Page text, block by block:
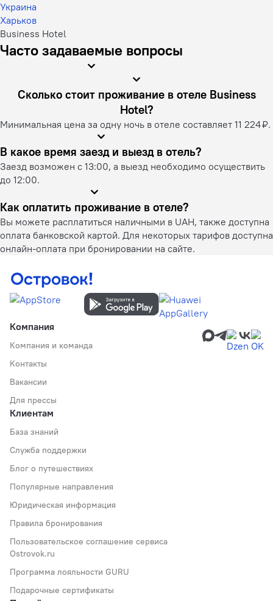
Украина
Харьков
Business Hotel
Часто задаваемые вопросы
Сколько стоит проживание в отеле Business
Hotel?
Минимальная цена за одну ночь в отеле составляет 11 224 ₽.
В какое время заезд и выезд в отель?
Заезд возможен с 13:00, а выезд необходимо осуществить
до 12:00.
Как оплатить проживание в отеле?
Вы можете расплатиться наличными в UAH, также доступна
оплата банковской картой. Для некоторых тарифов доступна
онлайн-оплата при бронировании на сайте.
Компания
Компания и команда
Контакты
Вакансии
Для прессы
Клиентам
База знаний
Служба поддержки
Блог о путешествиях
Популярные направления
Юридическая информация
Правила бронирования
Пользовательское соглашение сервиса
Ostrovok.ru
Программа лояльности GURU
Подарочные сертификаты